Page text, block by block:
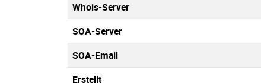
Whois-Server
SOA-Server
SOA-Email
Erstellt